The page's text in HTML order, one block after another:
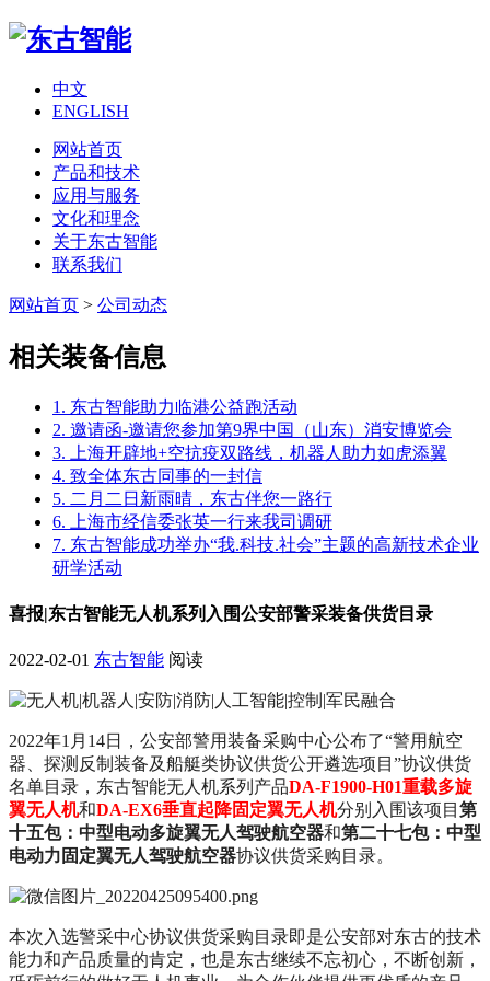
中文
ENGLISH
网站首页
产品和技术
应用与服务
文化和理念
关于东古智能
联系我们
网站首页 > 公司动态
相关装备信息
1. 东古智能助力临港公益跑活动
2. 邀请函-邀请您参加第9界中国（山东）消安博览会
3. 上海开辟地+空抗疫双路线，机器人助力如虎添翼
4. 致全体东古同事的一封信
5. 二月二日新雨晴，东古伴您一路行
6. 上海市经信委张英一行来我司调研
7. 东古智能成功举办“我.科技.社会”主题的高新技术企业
研学活动
喜报|东古智能无人机系列入围公安部警采装备供货目录
2022-02-01 东古智能 阅读
2022年1月14日，公安部警用装备采购中心公布了“警用航空
器、探测反制装备及船艇类协议供货公开遴选项目”协议供货
名单目录，东古智能无人机系列产品DA-F1900-H01重载多旋
翼无人机和DA-EX6垂直起降固定翼无人机分别入围该项目 第
十五包：中型电动多旋翼无人驾驶航空器和第二十七包：中型
电动力固定翼无人驾驶航空器协议供货采购目录。
本次入选警采中心协议供货采购目录即是公安部对东古的技术
能力和产品质量的肯定，也是东古继续不忘初心，不断创新，